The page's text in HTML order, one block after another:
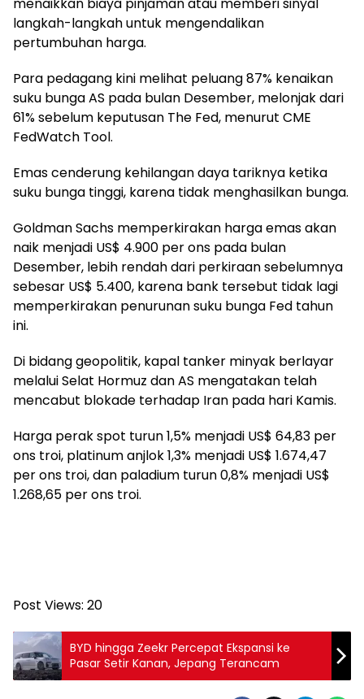
langkah-langkah untuk mengendalikan
pertumbuhan harga.
Para pedagang kini melihat peluang 87% kenaikan
suku bunga AS pada bulan Desember, melonjak dari
61% sebelum keputusan The Fed, menurut CME
FedWatch Tool.
Emas cenderung kehilangan daya tariknya ketika
suku bunga tinggi, karena tidak menghasilkan bunga.
Goldman Sachs memperkirakan harga emas akan
naik menjadi US$ 4.900 per ons pada bulan
Desember, lebih rendah dari perkiraan sebelumnya
sebesar US$ 5.400, karena bank tersebut tidak lagi
memperkirakan penurunan suku bunga Fed tahun
ini.
Di bidang geopolitik, kapal tanker minyak berlayar
melalui Selat Hormuz dan AS mengatakan telah
mencabut blokade terhadap Iran pada hari Kamis.
Harga perak spot turun 1,5% menjadi US$ 64,83 per
ons troi, platinum anjlok 1,3% menjadi US$ 1.674,47
per ons troi, dan paladium turun 0,8% menjadi US$
1.268,65 per ons troi.
Post Views: 20
BYD hingga Zeekr Percepat Ekspansi ke
Pasar Setir Kanan, Jepang Terancam